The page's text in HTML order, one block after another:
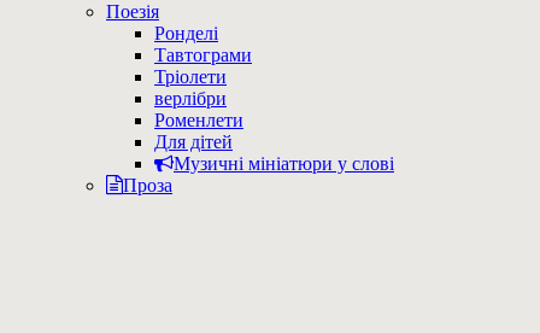
Поезія
Ронделі
Тавтограми
Тріолети
верлібри
Роменлети
Для дітей
Музичні мініатюри у слові
Проза